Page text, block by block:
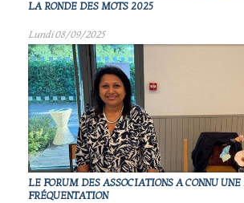
LA RONDE DES MOTS 2025
Lundi 08/09/2025
LE FORUM DES ASSOCIATIONS A CONNU UNE
FRÉQUENTATION